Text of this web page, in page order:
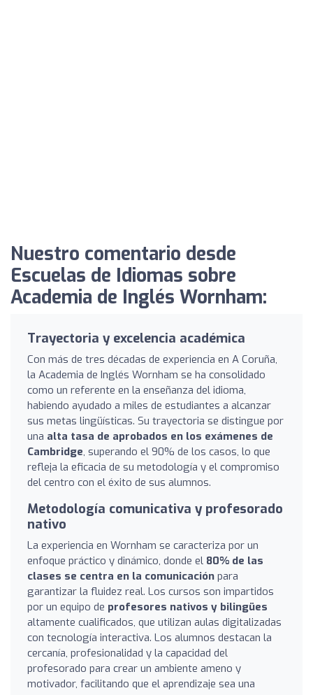
Nuestro comentario desde
Escuelas de Idiomas sobre
Academia de Inglés Wornham:
Trayectoria y excelencia académica
Con más de tres décadas de experiencia en A Coruña,
la Academia de Inglés Wornham se ha consolidado
como un referente en la enseñanza del idioma,
habiendo ayudado a miles de estudiantes a alcanzar
sus metas lingüísticas. Su trayectoria se distingue por
una alta tasa de aprobados en los exámenes de
Cambridge, superando el 90% de los casos, lo que
refleja la eficacia de su metodología y el compromiso
del centro con el éxito de sus alumnos.
Metodología comunicativa y profesorado
nativo
La experiencia en Wornham se caracteriza por un
enfoque práctico y dinámico, donde el 80% de las
clases se centra en la comunicación para
garantizar la fluidez real. Los cursos son impartidos
por un equipo de profesores nativos y bilingües
altamente cualificados, que utilizan aulas digitalizadas
con tecnología interactiva. Los alumnos destacan la
cercanía, profesionalidad y la capacidad del
profesorado para crear un ambiente ameno y
motivador, facilitando que el aprendizaje sea una